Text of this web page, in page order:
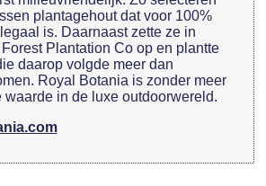
plantagehout dat voor 100%
is. Daarnaast zette ze in
Plantation Co op en plantte
daarop volgde meer dan
Royal Botania is zonder meer
waarde in de luxe outdoorwereld.